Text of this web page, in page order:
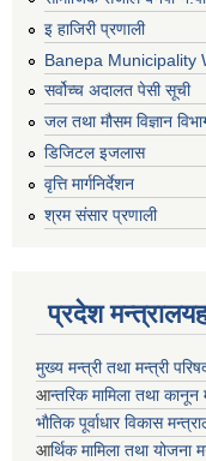
इ हाजिरी प्रणाली
Banepa Municipality
सर्वोच्च अदालत पेसी सूची
जल तथा मौसम विज्ञान
डिजिटल इजलास
वृत्ति मार्गनिर्देशन
श्रम संसार प्रणाली
प्रदेश
मुख्य मन्त्री तथा मन्त्री
आन्तरिक मामिला तथा कानून
भाैतिक पूर्वाधार विकास
आर्थिक मामिला तथा योजना